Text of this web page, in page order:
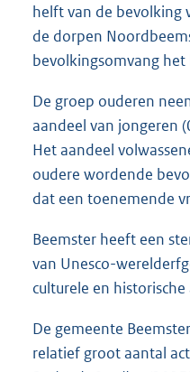
helft van de bevolking
de dorpen
bevolkingsomvang
De groep ouderen
aandeel van jongeren
Het aandeel
oudere wordende
dat een toenemende
Beemster heeft een
van Unesco-
culturele en
De gemeente
relatief groot aantal